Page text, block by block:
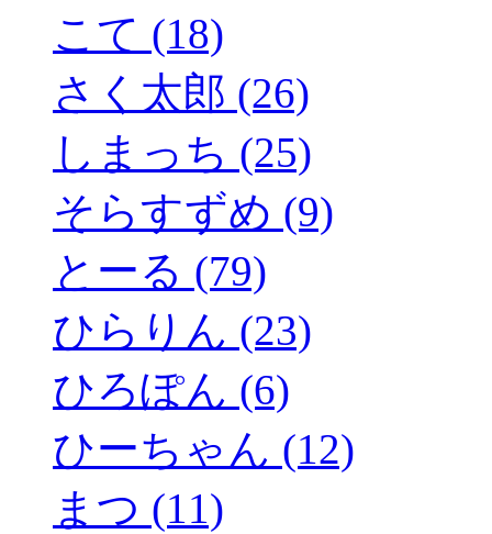
こて (18)
さく太郎 (26)
しまっち (25)
そらすずめ (9)
とーる (79)
ひらりん (23)
ひろぽん (6)
ひーちゃん (12)
まつ (11)